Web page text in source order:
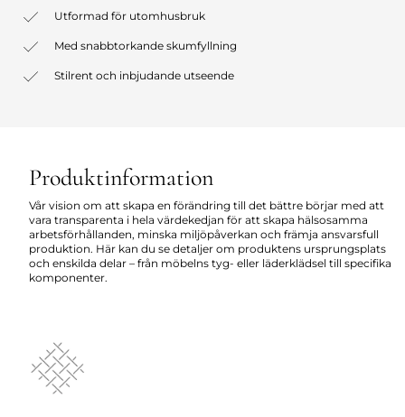
Utformad för utomhusbruk
Med snabbtorkande skumfyllning
Stilrent och inbjudande utseende
Produktinformation
Vår vision om att skapa en förändring till det bättre börjar med att
vara transparenta i hela värdekedjan för att skapa hälsosamma
arbetsförhållanden, minska miljöpåverkan och främja ansvarsfull
produktion. Här kan du se detaljer om produktens ursprungsplats
och enskilda delar – från möbelns tyg- eller läderklädsel till specifika
komponenter.